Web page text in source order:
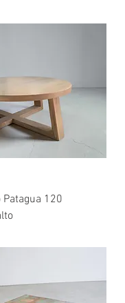
Patagua 120